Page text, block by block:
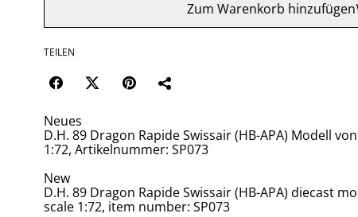
Zum Warenkorb hinzufügen
TEILEN
Neues
D.H. 89 Dragon Rapide Swissair (HB-APA) Modell
1:72, Artikelnummer: SP073
New
D.H. 89 Dragon Rapide Swissair (HB-APA) diecast
scale 1:72, item number: SP073